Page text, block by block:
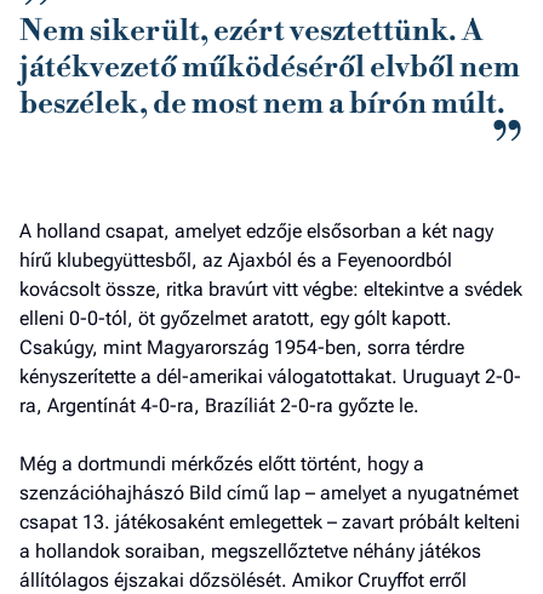
Nem sikerült, ezért vesztettünk. A
játékvezető működéséről elvből nem
beszélek, de most nem a bírón múlt.
A holland csapat, amelyet edzője elsősorban a két nagy
hírű klubegyüttesből, az Ajaxból és a Feyenoordból
kovácsolt össze, ritka bravúrt vitt végbe: eltekintve a svédek
elleni 0-0-tól, öt győzelmet aratott, egy gólt kapott.
Csakúgy, mint Magyarország 1954-ben, sorra térdre
kényszerítette a dél-amerikai válogatottakat. Uruguayt 2-0-
ra, Argentínát 4-0-ra, Brazíliát 2-0-ra győzte le.
Még a dortmundi mérkőzés előtt történt, hogy a
szenzációhajhászó Bild című lap – amelyet a nyugatnémet
csapat 13. játékosaként emlegettek – zavart próbált kelteni
a hollandok soraiban, megszellőztetve néhány játékos
állítólagos éjszakai dőzsölését. Amikor Cruyffot erről